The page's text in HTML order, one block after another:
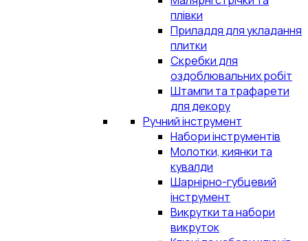
плівки
Приладдя для укладання
плитки
Скребки для
оздоблювальних робіт
Штампи та трафарети
для декору
Ручний інструмент
Набори інструментів
Молотки, киянки та
кувалди
Шарнірно-губцевий
інструмент
Викрутки та набори
викруток